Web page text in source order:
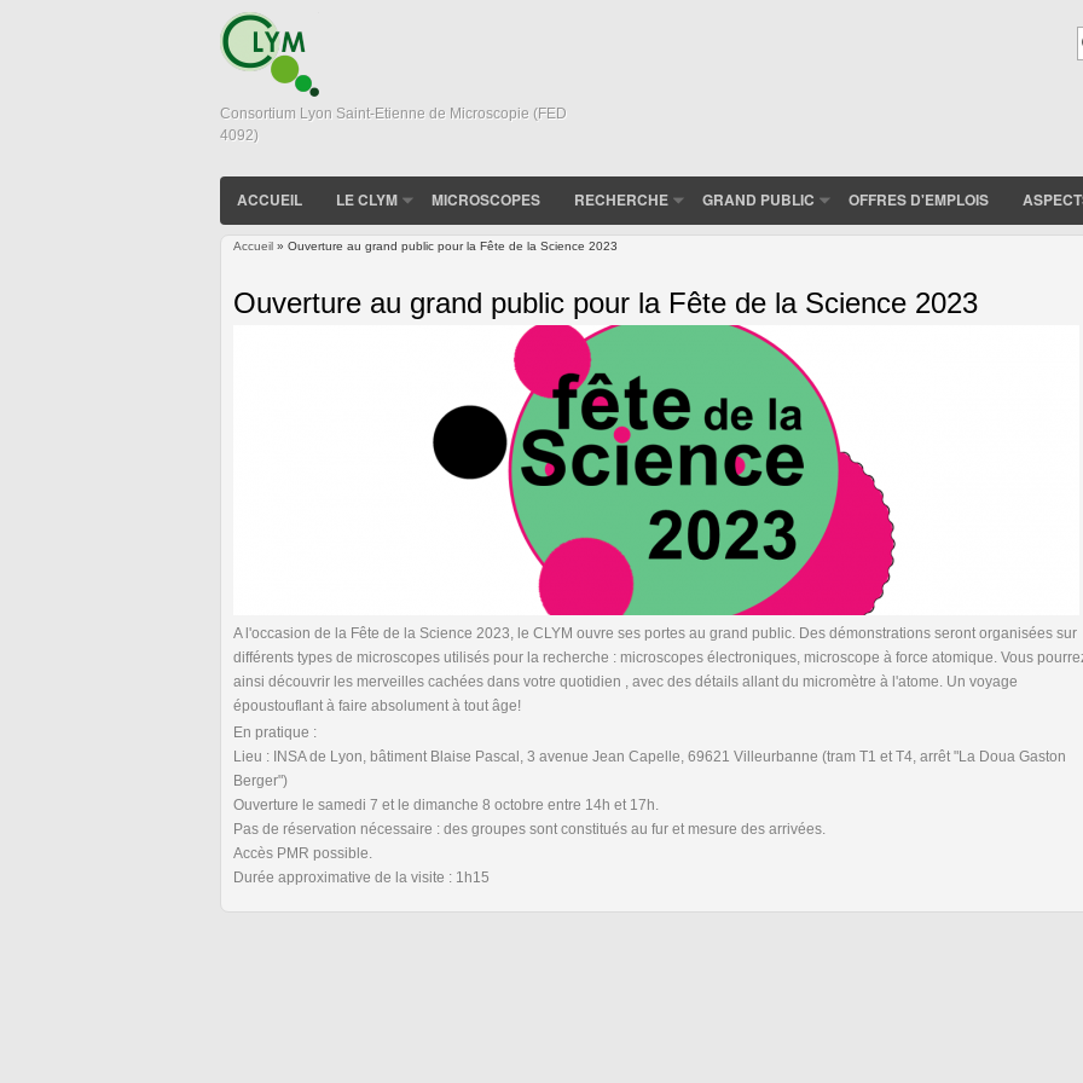
Consortium Lyon Saint-Etienne de Microscopie (FED
4092)
ACCUEIL LE CLYM MICROSCOPES RECHERCHE GRAND PUBLIC OFFRES D'EMPLOIS
Accueil » Ouverture au grand public pour la Fête de la Science 2023
Ouverture au grand public pour la Fête de la Science 2023
A l'occasion de la Fête de la Science 2023, le CLYM ouvre ses portes au grand public. Des démonstrations seront organisées sur
différents types de microscopes utilisés pour la recherche : microscopes électroniques, microscope à force atomique. Vous
ainsi découvrir les merveilles cachées dans votre quotidien , avec des détails allant du micromètre à l'atome. Un voyage
époustouflant à faire absolument à tout âge!
En pratique :
Lieu : INSA de Lyon, bâtiment Blaise Pascal, 3 avenue Jean Capelle, 69621 Villeurbanne (tram T1 et T4, arrêt "La Doua Gaston
Berger")
Ouverture le samedi 7 et le dimanche 8 octobre entre 14h et 17h.
Pas de réservation nécessaire : des groupes sont constitués au fur et mesure des arrivées.
Accès PMR possible.
Durée approximative de la visite : 1h15